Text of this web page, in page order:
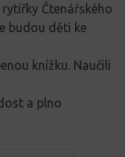
Čtenářského
budou děti ke
knížku. Naučili
a plno